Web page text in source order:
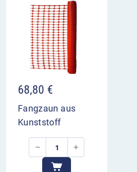
68,80 €
Fangzaun aus
Kunststoff